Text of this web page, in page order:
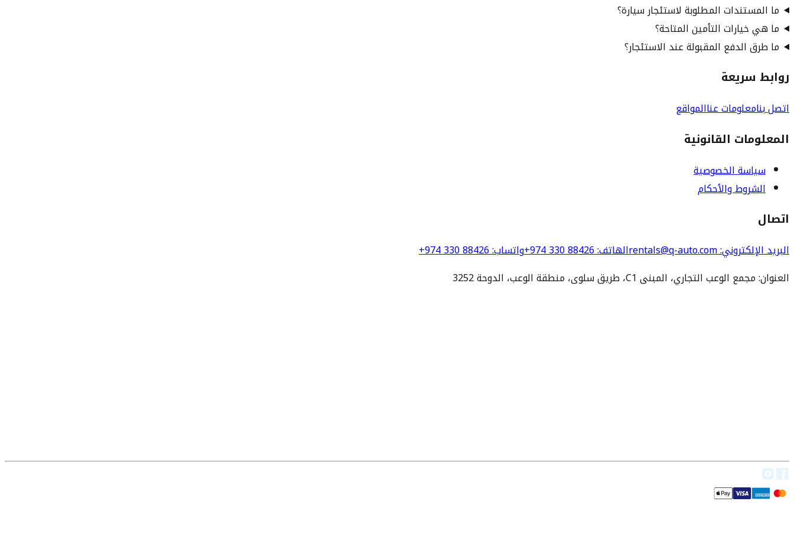
ما المستندات المطلوبة لاستئجار سيارة؟
ما هي خيارات التأمين المتاحة؟
ما طرق الدفع المقبولة عند الاستئجار؟
روابط سريعة
اتصل بنامعلومات عناالمواقع
المعلومات القانونية
سياسة الخصوصية
الشروط والأحكام
اتصال
البريد الإلكتروني: rentals@q-auto.com الهاتف:
+974 330 88426واتساب:
+974 330 88426
العنوان: مجمع الوعب التجاري، المبنى C1، طريق سلوى، منطقة الوعب، الدوحة 3252